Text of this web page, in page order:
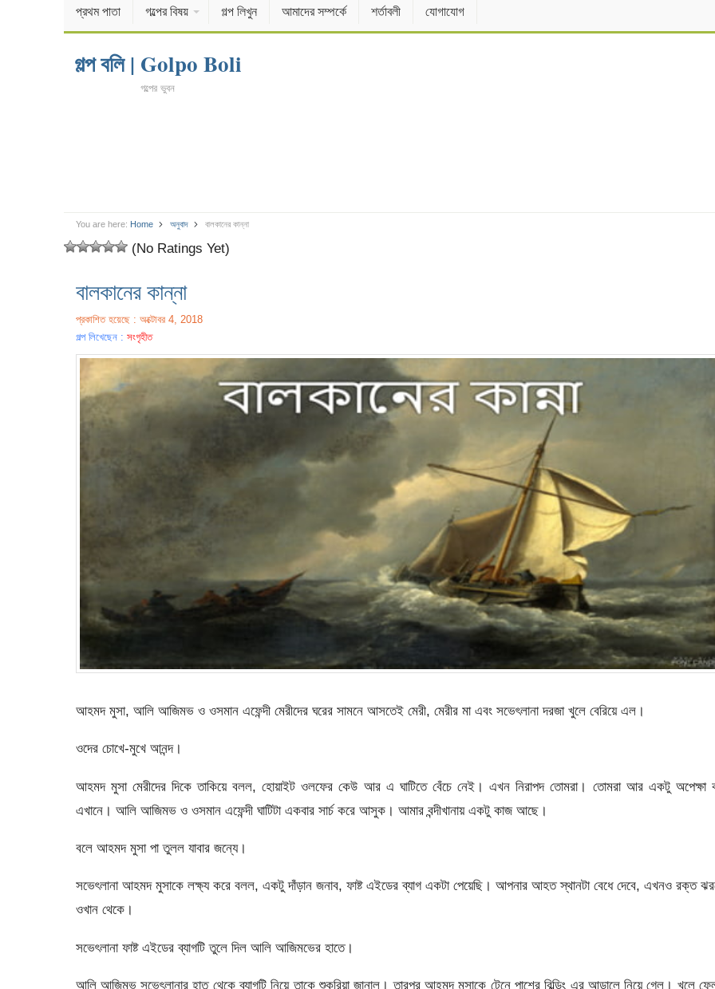
প্রথম পাতা গল্পের বিষয় গল্প লিখুন আমাদের সম্পর্কে শর্তাবলী যোগাযোগ
গল্প বলি | Golpo Boli
গল্পের ভুবন
You are here: Home অনুবাদ বালকানের কান্না
(No Ratings Yet)
বালকানের কান্না
প্রকাশিত হয়েছে : অক্টোবর 4, 2018
গল্প লিখেছেন : সংগৃহীত
আহমদ মুসা, আলি আজিমভ ও ওসমান এফেন্দী মেরীদের ঘরের সামনে আসতেই মেরী, মেরীর মা এবং সভেৎলানা দরজা খুলে বেরিয়ে এল।
ওদের চোখে-মুখে আনন্দ।
আহমদ মুসা মেরীদের দিকে তাকিয়ে বলল, হোয়াইট ওলফের কেউ আর এ ঘাটিতে বেঁচে নেই। এখন নিরাপদ তোমরা। তোমরা আর একটু অপেক্ষা
এখানে। আলি আজিমভ ও ওসমান এফেন্দী ঘাটিটা একবার সার্চ করে আসুক। আমার বন্দীখানায় একটু কাজ আছে।
বলে আহমদ মুসা পা তুলল যাবার জন্যে।
সভেৎলানা আহমদ মুসাকে লক্ষ্য করে বলল, একটু দাঁড়ান জনাব, ফাষ্ট এইডের ব্যাগ একটা পেয়েছি। আপনার আহত স্থানটা বেধে দেবে, এখনও রক্ত
ওখান থেকে।
সভেৎলানা ফাষ্ট এইডের ব্যাগটি তুলে দিল আলি আজিমভের হাতে।
আলি আজিমভ সভেৎলানার হাত থেকে ব্যাগটি নিয়ে তাকে শুকরিয়া জানাল। তারপর আহমদ মুসাকে টেনে পাশের বিল্ডিং এর আড়ালে নিয়ে গেল। খুলে